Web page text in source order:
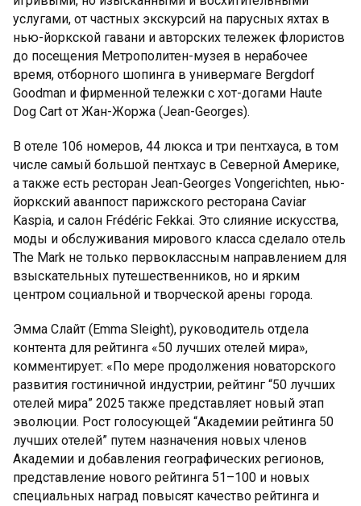
услугами, от частных экскурсий на парусных яхтах в
нью-йоркской гавани и авторских тележек флористов
до посещения Метрополитен-музея в нерабочее
время, отборного шопинга в универмаге Bergdorf
Goodman и фирменной тележки с хот-догами Haute
Dog Cart от Жан-Жоржа (Jean-Georges).
В отеле 106 номеров, 44 люкса и три пентхауса, в том
числе самый большой пентхаус в Северной Америке,
а также есть ресторан Jean-Georges Vongerichten, нью-
йоркский аванпост парижского ресторана Caviar
Kaspia, и салон Frédéric Fekkai. Это слияние искусства,
моды и обслуживания мирового класса сделало отель
The Mark не только первоклассным направлением для
взыскательных путешественников, но и ярким
центром социальной и творческой арены города.
Эмма Слайт (Emma Sleight), руководитель отдела
контента для рейтинга «50 лучших отелей мира»,
комментирует: «По мере продолжения новаторского
развития гостиничной индустрии, рейтинг “50 лучших
отелей мира” 2025 также представляет новый этап
эволюции. Рост голосующей “Академии рейтинга 50
лучших отелей” путем назначения новых членов
Академии и добавления географических регионов,
представление нового рейтинга 51–100 и новых
специальных наград повысят качество рейтинга и